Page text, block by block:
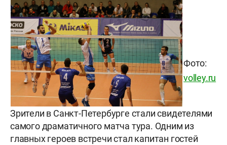
Фото:
volley.ru
Зрители в Санкт-Петербурге стали свидетелями
самого драматичного матча тура. Одним из
главных героев встречи стал капитан гостей